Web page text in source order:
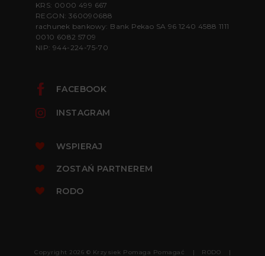
KRS: 0000 499 667
REGON: 360090688
rachunek bankowy: Bank Pekao SA 96 1240 4588 1111
0010 6082 5709
NIP: 944-224-75-70
FACEBOOK
INSTAGRAM
WSPIERAJ
ZOSTAŃ PARTNEREM
RODO
Copyright 2026 © Krzysiek Pomaga Pomagać RODO